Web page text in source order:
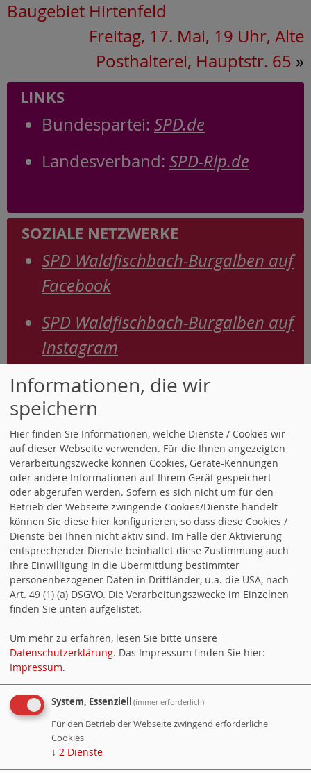
Baugebiet Hirtenfeld
Freitag, 17. Mai, 19 Uhr, Alte
Posthalterei, Hauptstr. 65 »
LINKS
Bundespartei: SPD.de
Landesverband: SPD-Rlp.de
SOZIALE NETZWERKE
SPD Waldfischbach-Burgalben auf
Facebook
SPD Waldfischbach-Burgalben auf
Instagram
MITGLIED WERDEN
In die SPD eintreten. Jetzt erst recht
Für Freiheit, für Gerechtigtkeit, für
Solidarität.
ABGEORDNETE
Bundestagsabgeordnete:
angelika-gloeckner.info
Landtagsabgeordneter:
alexander-fuhr.de
Informationen, die wir
speichern
Hier finden Sie Informationen, welche Dienste / Cookies wir
auf dieser Webseite verwenden. Für die Ihnen angezeigten
Verarbeitungszwecke können Cookies, Geräte-Kennungen
oder andere Informationen auf Ihrem Gerät gespeichert
oder abgerufen werden. Sofern es sich nicht um für den
Betrieb der Webseite zwingende Cookies/Dienste handelt
können Sie diese hier konfigurieren, so dass diese Cookies /
Dienste bei Ihnen nicht aktiv sind. Im Falle der Aktivierung
entsprechender Dienste beinhaltet diese Zustimmung auch
Ihre Einwilligung in die Übermittlung bestimmter
personenbezogener Daten in Drittländer, u.a. die USA, nach
Art. 49 (1) (a) DSGVO. Die Verarbeitungszwecke im Einzelnen
finden Sie unten aufgelistet.
Um mehr zu erfahren, lesen Sie bitte unsere
Datenschutzerklärung. Das Impressum finden Sie hier:
Impressum.
System, Essenziell (immer erforderlich)
Für den Betrieb der Webseite zwingend erforderliche
Cookies
↓ 2 Dienste